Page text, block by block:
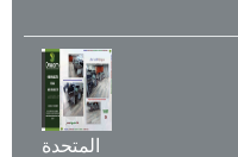
المتحدة